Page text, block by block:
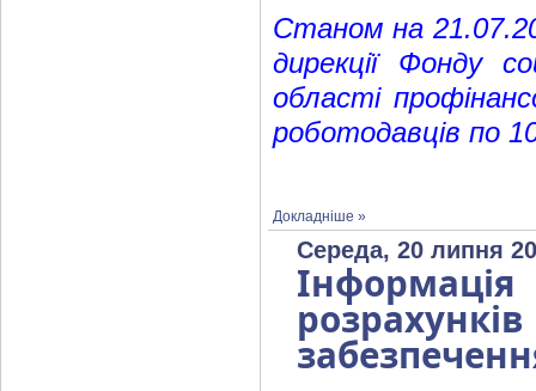
Станом на
дирекції Фонду
області
роботодавців по
Докладніше »
Середа, 20 липня